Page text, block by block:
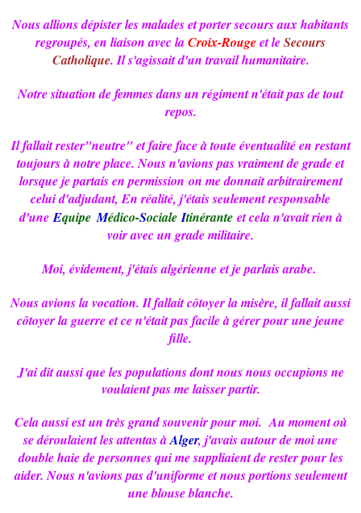
Nous allions dépister les malades et porter secours aux habitants
regroupés, en liaison avec laCroix-Rougeet leSecours
Catholique. Il s'agissait d'un travail humanitaire.
Notre situation de femmes dans un régiment n'était pas de tout
repos.
Il fallait rester"neutre" et faire face à toute éventualité en restant
toujours à notre place. Nous n'avions pas vraiment de grade et
lorsque je partais en permission on me donnait arbitrairement
celui d'adjudant, En réalité, j'étais seulement responsable
d'uneEquipe Médico-SocialeItinéranteet cela n'avait rien à
voir avec un grade militaire.
Moi, évidement, j'étais algérienne et je parlais arabe.
Nous avions la vocation. Il fallait côtoyer la misère, il fallait aussi
côtoyer la guerre et ce n'était pas facile à gérer pour une jeune
fille.
J'ai dit aussi que les populations dont nous nous occupions ne
voulaient pas me laisser partir.
Cela aussi est un très grand souvenir pour moi. Au moment où
se déroulaient les attentas àAlger, j'avais autour de moi une
double haie de personnes qui me suppliaient de rester pour les
aider. Nous n'avions pas d'uniforme et nous portions seulement
une blouse blanche.